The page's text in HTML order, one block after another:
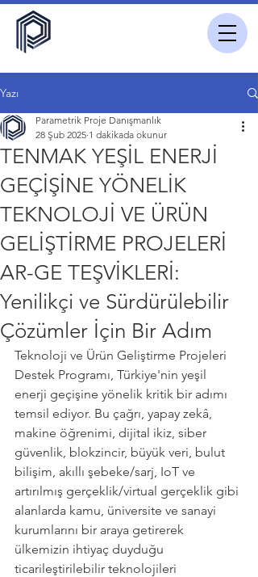
Yazı
TENMAK YEŞİL ENERJİ
GEÇİŞİNE YÖNELİK
TEKNOLOJİ VE ÜRÜN
GELİŞTİRME PROJELERİ
AR-GE TEŞVİKLERİ:
Yenilikçi ve Sürdürülebilir
Çözümler İçin Bir Adım
Parametrik Proje Danışmanlık
28 Şub 2025 1 dakikada okunur
Teknoloji ve Ürün Geliştirme Projeleri
Destek Programı, Türkiye'nin yeşil
enerji geçişine yönelik kritik bir adımı
temsil ediyor. Bu çağrı, yapay zekâ,
makine öğrenimi, dijital ikiz, siber
güvenlik, blokzincir, büyük veri, bulut
bilişim, akıllı şebeke/sarj, IoT ve
artırılmış gerçeklik/virtual gerçeklik gibi
alanlarda kamu, üniversite ve sanayi
kurumlarını bir araya getirerek
ülkemizin ihtiyaç duyduğu
ticarileştirilebilir teknolojileri